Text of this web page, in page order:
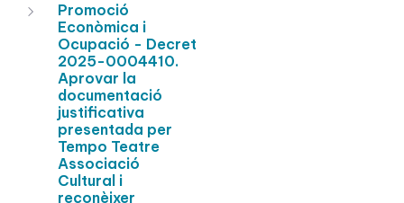
Promoció
Econòmica i
Ocupació - Decret
2025-0004410.
Aprovar la
documentació
justificativa
presentada per
Tempo Teatre
Associació
Cultural i
reconèixer